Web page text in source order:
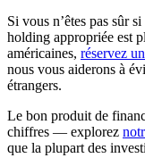
Si vous n’êtes pas sûr
holding appropriée est
américaines, réservez
nous vous aiderons à
étrangers.
Le bon produit de
chiffres — explorez
que la plupart des